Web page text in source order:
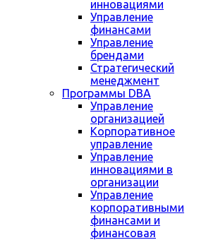
инновациями
Управление
финансами
Управление
брендами
Стратегический
менеджмент
Программы DBA
Управление
организацией
Корпоративное
управление
Управление
инновациями в
организации
Управление
корпоративными
финансами и
финансовая